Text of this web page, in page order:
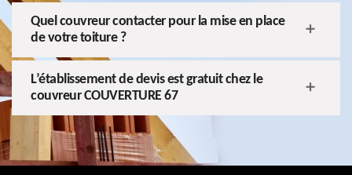
Quel couvreur contacter pour la mise en place
de votre toiture ?
L’établissement de devis est gratuit chez le
couvreur COUVERTURE 67